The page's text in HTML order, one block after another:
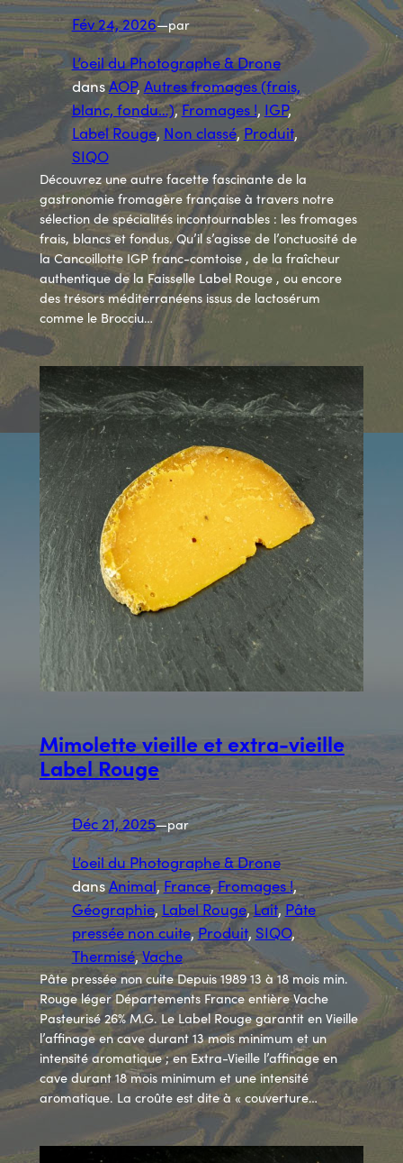
Fév 24, 2026—par
L’oeil du Photographe & Drone
dansAOP, Autres fromages (frais,
blanc, fondu…), Fromages !, IGP
Label Rouge, Non classé, Produit
SIQO
Découvrez une autre facette fascinante de la
gastronomie fromagère française à travers notre
sélection de spécialités incontournables : les fromages
frais, blancs et fondus. Qu’il s’agisse de l’onctuosité de
la Cancoillotte IGP franc-comtoise , de la fraîcheur
authentique de la Faisselle Label Rouge , ou encore
des trésors méditerranéens issus de lactosérum
comme le Brocciu…
Mimolette vieille et extra-vieille
Label Rouge
Déc 21, 2025—par
L’oeil du Photographe & Drone
dansAnimal, France, Fromages !,
Géographie, Label Rouge, Lait, Pâte
pressée non cuite, Produit, SIQO
Thermisé, Vache
Pâte pressée non cuite Depuis 1989 13 à 18 mois min.
Rouge léger Départements France entière Vache
Pasteurisé 26% M.G. Le Label Rouge garantit en Vieille
l’affinage en cave durant 13 mois minimum et un
intensité aromatique ; en Extra-Vieille l’affinage en
cave durant 18 mois minimum et une intensité
aromatique. La croûte est dite à « couverture…